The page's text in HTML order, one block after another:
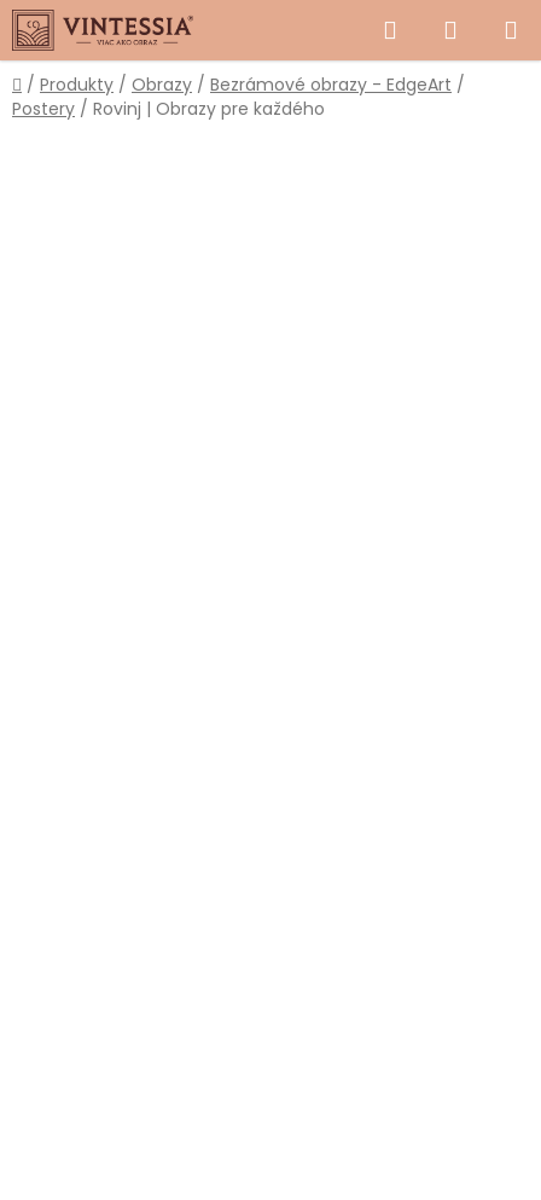
Prejsť
na
obsah
Hľadať
KOŠÍK
Domov
/ Produkty / Obrazy / Bezrámové obrazy - EdgeArt /
Postery / Rovinj | Obrazy pre každého